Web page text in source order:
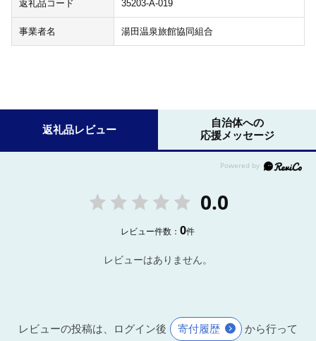
返礼品コード 35203-A-019
事業者名 湯田温泉旅館協同組合
返礼品レビュー
自治体への
応援メッセージ
0.0
レビュー件数：0件
レビューはありません。
レビューの投稿は、ログイン後 寄付履歴
から行って